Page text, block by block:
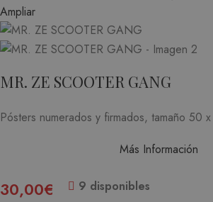
Ampliar
MR. ZE SCOOTER GANG
Pósters numerados y firmados, tamaño 50
Más Información
30,00€ 9 disponibles